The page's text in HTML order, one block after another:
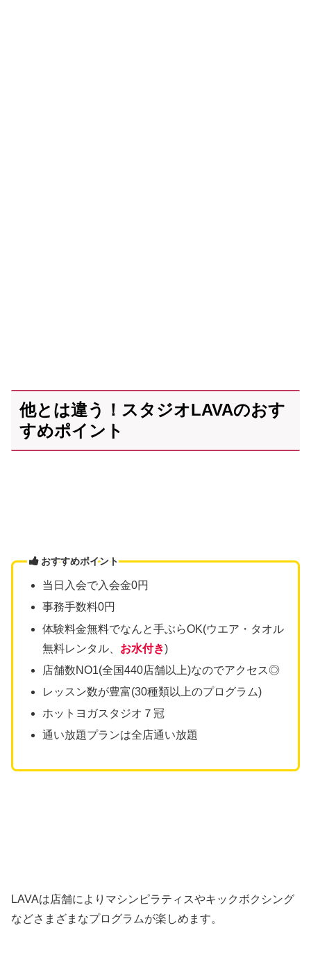
他とは違う！スタジオLAVAのおす
すめポイント
おすすめポイント
当日入会で入会金0円
事務手数料0円
体験料金無料でなんと手ぶらOK(ウエア・タオル
無料レンタル、 お水付き)
店舗数NO1(全国440店舗以上)なのでアクセス◎
レッスン数が豊富(30種類以上のプログラム)
ホットヨガスタジオ７冠
通い放題プランは全店通い放題
LAVAは店舗によりマシンピラティスやキックボクシング
などさまざまなプログラムが楽しめます。